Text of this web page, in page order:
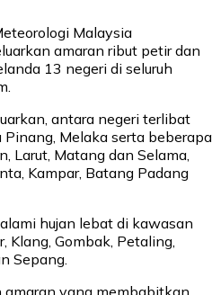
Malaysia
amaran ribut petir dan
13 negeri di seluruh
antara negeri terlibat
Pinang, Melaka serta beberapa
Larut, Matang dan Selama,
Kampar, Batang Padang
hujan lebat di kawasan
Klang, Gombak, Petaling,
Sepang.